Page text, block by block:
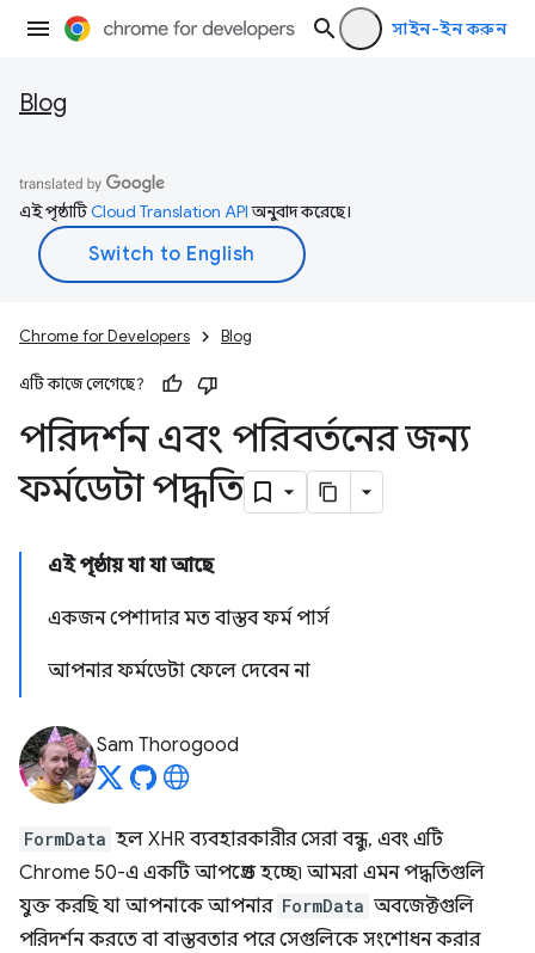
সাইন-ইন করুন
Blog
এই পৃষ্ঠাটিCloud Translation APIঅনুবাদ করেছে।
Chrome for Developers Blog
এটি কাজে লেগেছে?
পরিদর্শন এবং পরিবর্তনের জন্য
ফর্মডেটা পদ্ধতি
এই পৃষ্ঠায় যা যা আছে
একজন পেশাদার মত বাস্তব ফর্ম পার্স
আপনার ফর্মডেটা ফেলে দেবেন না
Sam Thorogood
FormData হল XHR ব্যবহারকারীর সেরা বন্ধু, এবং এটি
Chrome 50-এ একটি আপগ্রেড হচ্ছে৷ আমরা এমন পদ্ধতিগুলি
যুক্ত করছি যা আপনাকে আপনার FormData অবজেক্টগুলি
পরিদর্শন করতে বা বাস্তবতার পরে সেগুলিকে সংশোধন করার